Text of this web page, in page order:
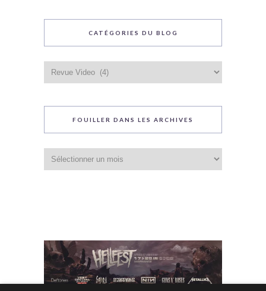
CATÉGORIES DU BLOG
du
blog
FOUILLER DANS LES ARCHIVES
dans
les